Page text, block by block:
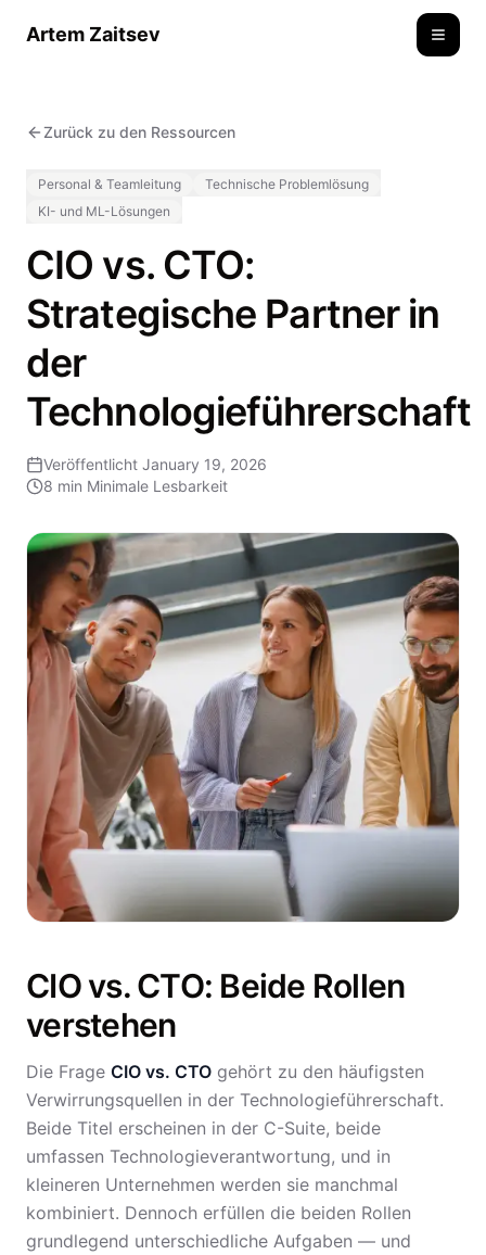
Artem Zaitsev
Zurück zu den Ressourcen
Personal & Teamleitung
Technische Problemlösung
KI- und ML-Lösungen
CIO vs. CTO:
Strategische Partner in
der
Technologieführerschaft
Veröffentlicht January 19, 2026
8 min Minimale Lesbarkeit
CIO vs. CTO: Beide Rollen
verstehen
Die Frage CIO vs. CTO gehört zu den häufigsten
Verwirrungsquellen in der Technologieführerschaft.
Beide Titel erscheinen in der C-Suite, beide
umfassen Technologieverantwortung, und in
kleineren Unternehmen werden sie manchmal
kombiniert. Dennoch erfüllen die beiden Rollen
grundlegend unterschiedliche Aufgaben — und